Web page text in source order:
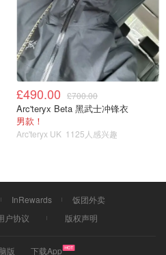
好的烤箱，375F 15分
£490.00 £700.00
Arc'teryx Beta 黑武士冲锋衣
男款！
Arc'teryx UK 1125人感兴趣
InRewards
饭团外卖
户协议 版权声明
版 下载App